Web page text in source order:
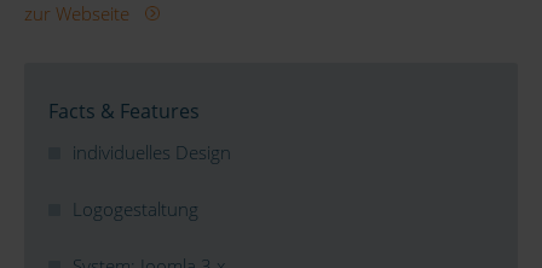
zur Webseite
Facts & Features
individuelles Design
Logogestaltung